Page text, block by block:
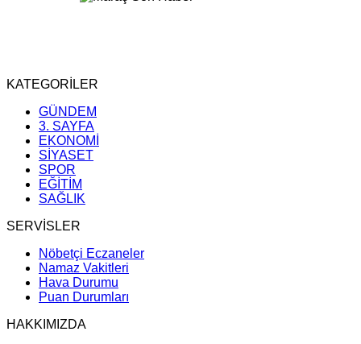
KATEGORİLER
GÜNDEM
3. SAYFA
EKONOMİ
SİYASET
SPOR
EĞİTİM
SAĞLIK
SERVİSLER
Nöbetçi Eczaneler
Namaz Vakitleri
Hava Durumu
Puan Durumları
HAKKIMIZDA